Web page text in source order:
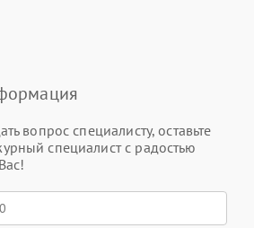
вопрос специалисту, оставьте
специалист с радостью